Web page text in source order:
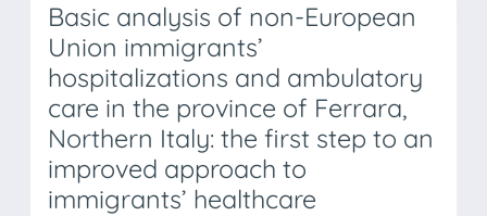
Basic analysis of non-European
Union immigrants’
hospitalizations and ambulatory
care in the province of Ferrara,
Northern Italy: the first step to an
improved approach to
immigrants’ healthcare